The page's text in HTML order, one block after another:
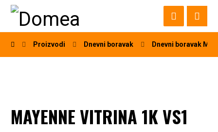
Proizvodi Dnevni boravak Dnevni boravak
MAYENNE VITRINA 1K VS1